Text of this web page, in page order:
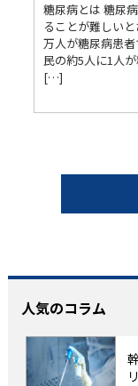
糖尿病とは 糖尿
ることが難しい
万人が糖尿病患
民の約5人に1人
[…]
人気のコラム